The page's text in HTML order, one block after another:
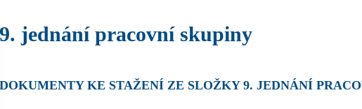
9. jednání pracovní skupiny
DOKUMENTY KE STAŽENÍ ZE SLOŽKY 9. JEDNÁNÍ